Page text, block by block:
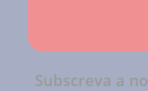
Subscreva a